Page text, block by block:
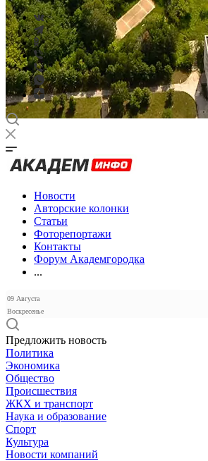
Новости
Авторские колонки
Статьи
Фоторепортажи
Контакты
Форум Академгородка
...
09 Августа
Воскресенье
Предложить новость
Политика
Экономика
Общество
Происшествия
ЖКХ и транспорт
Наука и образование
Спорт
Культура
Новости компаний